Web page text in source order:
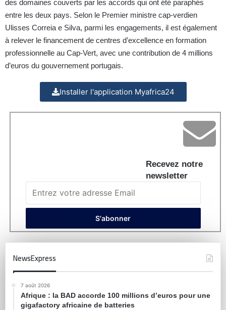
des domaines couverts par les accords qui ont été paraphés
entre les deux pays. Selon le Premier ministre cap-verdien
Ulisses Correia e Silva, parmi les engagements, il est également
à relever le financement de centres d’excellence en formation
professionnelle au Cap-Vert, avec une contribution de 4 millions
d’euros du gouvernement portugais.
Installer l'application Myafrica24
Recevez notre
newsletter
NewsExpress
7 août 2026
Afrique : la BAD accorde 100 millions d’euros pour une
gigafactory africaine de batteries